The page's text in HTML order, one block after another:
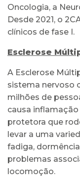
Oncologia, a
Desde 2021, o
clínicos de fase I.
Esclerose
A Esclerose
sistema nervoso
milhões de
causa inflamação
protetora que
levar a uma
fadiga,
problemas
locomoção.